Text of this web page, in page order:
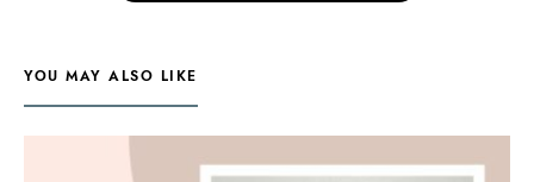
YOU MAY ALSO LIKE